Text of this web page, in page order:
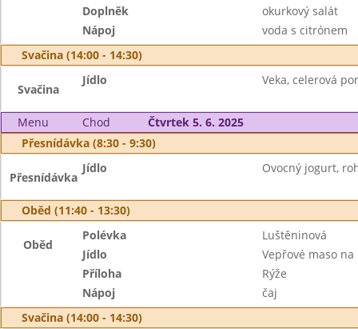
Doplněk
okurkový salát
Nápoj
voda s citrónem
Svačina (14:00 - 14:30)
Svačina
Jídlo Veka, celerová
Menu Chod
Čtvrtek 5. 6. 2025
Přesnídávka (8:30 - 9:30)
Přesnídávka
Jídlo Ovocný jogurt,
Oběd (11:40 - 13:30)
Oběd
Polévka
Luštěninová
Jídlo
Vepřové maso
Příloha
Rýže
Nápoj
čaj
Svačina (14:00 - 14:30)